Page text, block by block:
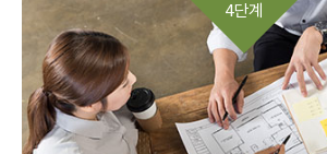
4단계